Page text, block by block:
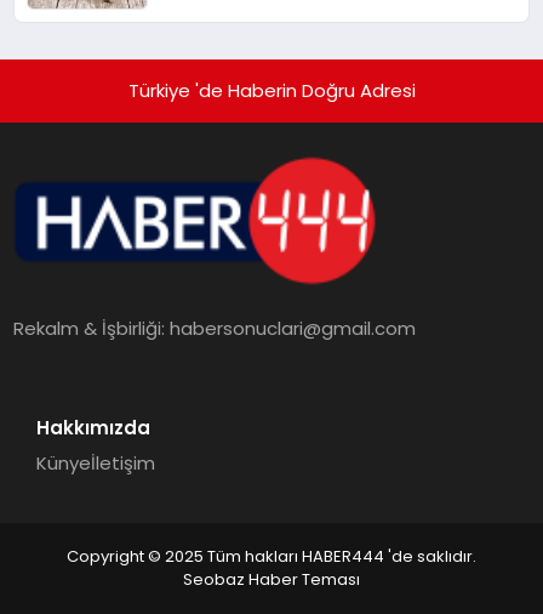
Türkiye 'de Haberin Doğru Adresi
Rekalm & İşbirliği:habersonuclari@gmail.com
Hakkımızda
Künyeİletişim
Copyright © 2025 Tüm hakları HABER444 'de saklıdır.
Seobaz Haber Teması